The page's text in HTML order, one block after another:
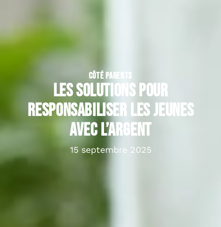
CÔTÉ PARENTS
Les solutions pour
responsabiliser les jeunes
avec l’argent
15 septembre 2025